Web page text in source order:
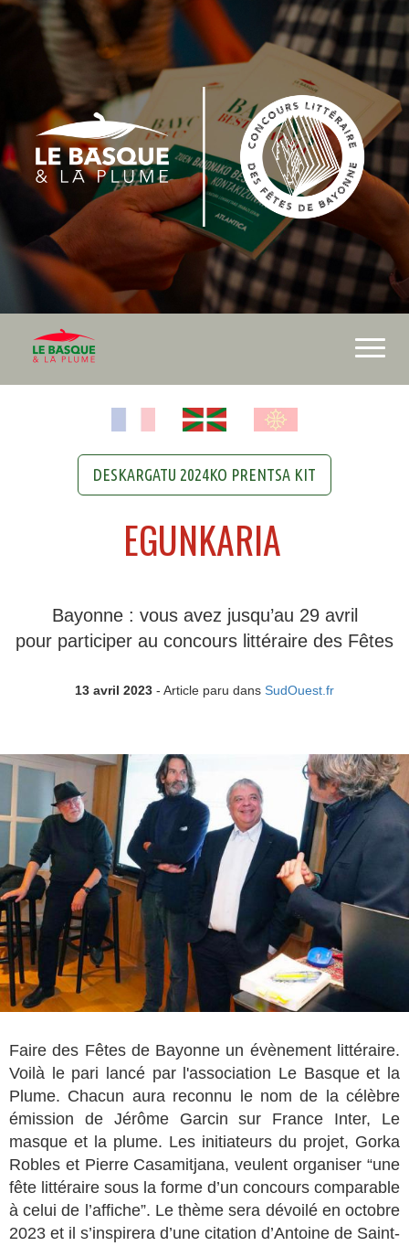
DESKARGATU 2024KO PRENTSA KIT
EGUNKARIA
Bayonne : vous avez jusqu’au 29 avril
pour participer au concours littéraire des Fêtes
13 avril 2023 - Article paru dans SudOuest.fr
Faire des Fêtes de Bayonne un évènement littéraire.
Voilà le pari lancé par l'association Le Basque et la
Plume. Chacun aura reconnu le nom de la célèbre
émission de Jérôme Garcin sur France Inter, Le
masque et la plume. Les initiateurs du projet, Gorka
Robles et Pierre Casamitjana, veulent organiser “une
fête littéraire sous la forme d’un concours comparable
à celui de l’affiche”. Le thème sera dévoilé en octobre
2023 et il s’inspirera d’une citation d’Antoine de Saint-